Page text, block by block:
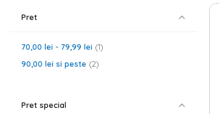
Pret
70,00 lei - 79,99 lei
1
90,00 lei si peste 2
Pret special